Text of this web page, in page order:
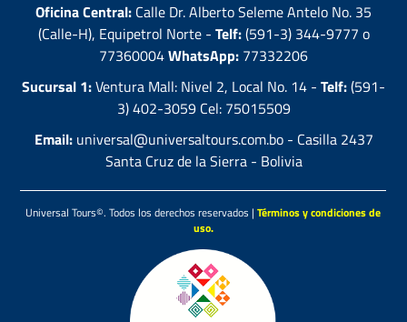
Oficina Central: Calle Dr. Alberto Seleme Antelo No. 35
(Calle-H), Equipetrol Norte - Telf:(591-3) 344-9777 o
77360004WhatsApp: 77332206
Sucursal 1:Ventura Mall: Nivel 2, Local No. 14 - Telf:(591-
3) 402-3059 Cel: 75015509
Email:universal@universaltours.com.bo - Casilla 2437
Santa Cruz de la Sierra - Bolivia
Universal Tours©. Todos los derechos reservados |Términos y condiciones de
uso.